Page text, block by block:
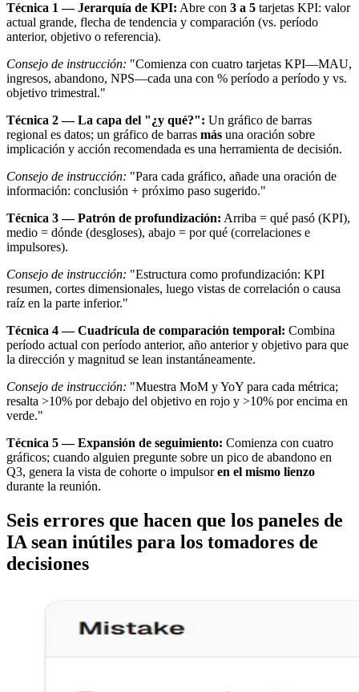
Técnica 1 — Jerarquía de KPI: Abre con 3 a 5 tarjetas KPI: valor
actual grande, flecha de tendencia y comparación (vs. período
anterior, objetivo o referencia).
Consejo de instrucción: "Comienza con cuatro tarjetas KPI—MAU,
ingresos, abandono, NPS—cada una con % período a período y vs.
objetivo trimestral."
Técnica 2 — La capa del "¿y qué?": Un gráfico de barras
regional es datos; un gráfico de barras más una oración sobre
implicación y acción recomendada es una herramienta de decisión.
Consejo de instrucción: "Para cada gráfico, añade una oración de
información: conclusión + próximo paso sugerido."
Técnica 3 — Patrón de profundización: Arriba = qué pasó (KPI),
medio = dónde (desgloses), abajo = por qué (correlaciones e
impulsores).
Consejo de instrucción: "Estructura como profundización: KPI
resumen, cortes dimensionales, luego vistas de correlación o causa
raíz en la parte inferior."
Técnica 4 — Cuadrícula de comparación temporal: Combina
período actual con período anterior, año anterior y objetivo para que
la dirección y magnitud se lean instantáneamente.
Consejo de instrucción: "Muestra MoM y YoY para cada métrica;
resalta >10% por debajo del objetivo en rojo y >10% por encima en
verde."
Técnica 5 — Expansión de seguimiento: Comienza con cuatro
gráficos; cuando alguien pregunte sobre un pico de abandono en
Q3, genera la vista de cohorte o impulsoren el mismo lienzo
durante la reunión.
Seis errores que hacen que los paneles de
IA sean inútiles para los tomadores de
decisiones